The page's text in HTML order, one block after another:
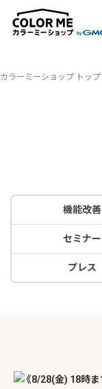
カラーミーショップ トップ
機能改善
セミナー
プレス